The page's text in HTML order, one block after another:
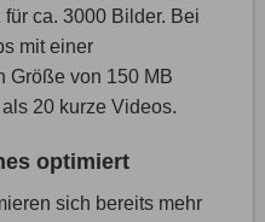
ca. 3000 Bilder. Bei
mit einer
Größe von 150 MB
20 kurze Videos.
optimiert
sich bereits mehr